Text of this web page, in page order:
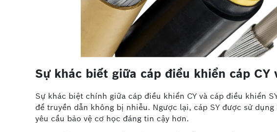
Sự khác biết giữa cáp điều khiển cáp CY
Sự khác biệt chính giữa cáp điều khiển CY và cáp điều khiển
để truyền dẫn không bị nhiễu. Ngược lại, cáp SY được sử
yêu cầu bảo vệ cơ học đáng tin cậy hơn.